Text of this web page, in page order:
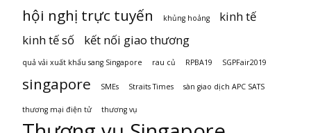
hội nghị trực tuyến khủng hoảng
kinh tế
kinh tế số
kết nối giao thương
quả vải xuất khẩu sang Singapore rau củ RPBA19 SGPFair2019
singapore SMEs Straits Times sàn giao dịch APC SATS
thương mại điện tử thương vụ